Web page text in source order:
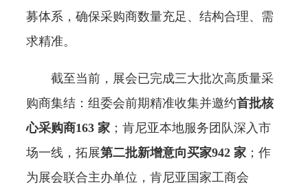
募体系，确保采购商数量充足、结构合理、需
求精准。
截至当前，展会已完成三大批次高质量采
购商集结：组委会前期精准收集并邀约首批核
心采购商163 家 ；肯尼亚本地服务团队深入市
场一线，拓展第二批新增意向买家942 家 ；作
为展会联合主办单位，肯尼亚国家工商会